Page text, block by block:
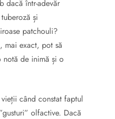
dacă într-adevăr
și
patchouli?
mai exact, pot să
de inimă și o
când constat faptul
olfactive. Dacă